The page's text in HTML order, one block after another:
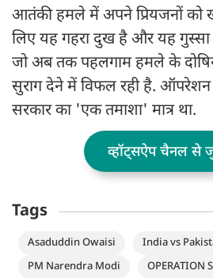
आतंकी हमले में अपने प्रियजनों को
लिए यह गहरा दुख है और यह गुस्सा
जो अब तक पहलगाम हमले के
सुराग देने में विफल रही है. ऑपरेशन
सरकार का 'एक तमाशा' मात्र था.
व्हॉट्सऐप चैनल से
Tags
Asaduddin Owaisi India vs
PM Narendra Modi
OPERATION